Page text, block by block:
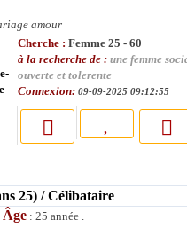
amour
Cherche : Femme 25 - 60
à la recherche de : une femme
ouverte et tolerente
Connexion: 09-09-2025 09:12:55
25) / Célibataire
Âge : 25 année .